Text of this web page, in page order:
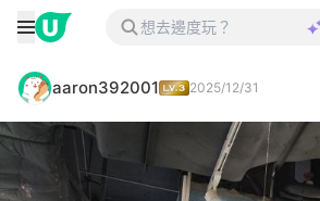
aaron392001 2025/12/31